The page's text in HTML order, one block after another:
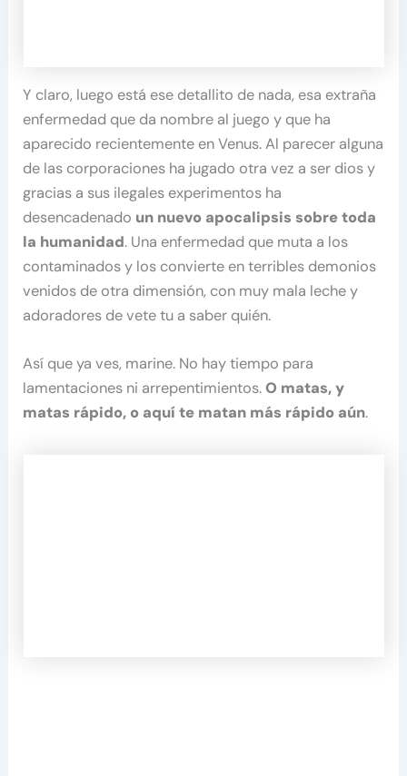
Y claro, luego está ese detallito de nada, esa extraña
enfermedad que da nombre al juego y que ha
aparecido recientemente en Venus. Al parecer alguna
de las corporaciones ha jugado otra vez a ser dios y
gracias a sus ilegales experimentos ha
desencadenado un nuevo apocalipsis sobre toda
la humanidad. Una enfermedad que muta a los
contaminados y los convierte en terribles demonios
venidos de otra dimensión, con muy mala leche y
adoradores de vete tu a saber quién.
Así que ya ves, marine. No hay tiempo para
lamentaciones ni arrepentimientos.O matas, y
matas rápido, o aquí te matan más rápido aún.